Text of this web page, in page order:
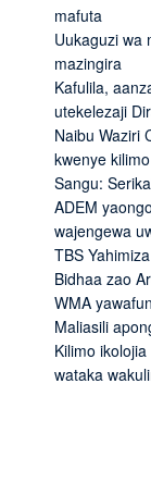
mafuta
Uukaguzi wa
mazingira
Kafulila,
utekelezaji
Naibu Waziri
kwenye kilimo
Sangu:
ADEM
wajengewa
TBS
Bidhaa zao
WMA
Maliasili
Kilimo
wataka